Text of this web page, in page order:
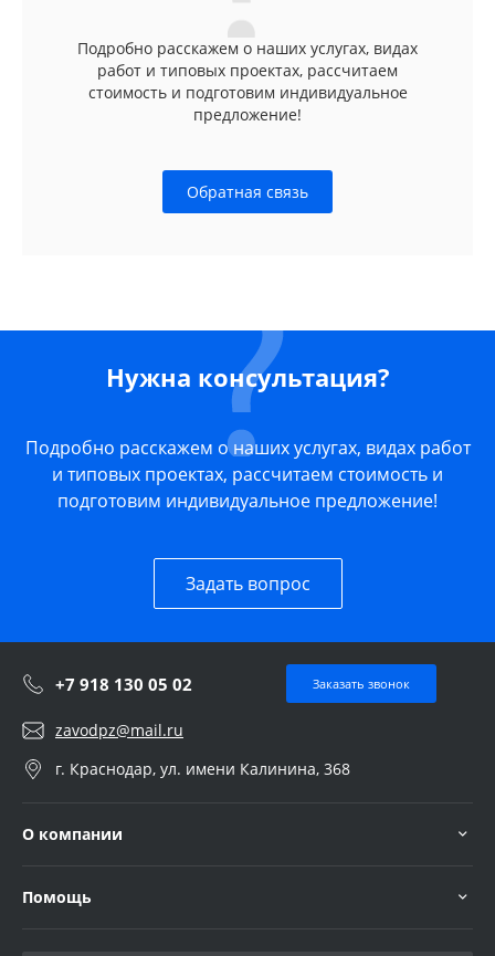
Подробно расскажем о наших услугах, видах
работ и типовых проектах, рассчитаем
стоимость и подготовим индивидуальное
предложение!
Обратная связь
Нужна консультация?
Подробно расскажем о наших услугах, видах работ
и типовых проектах, рассчитаем стоимость и
подготовим индивидуальное предложение!
Задать вопрос
+7 918 130 05 02 Заказать звонок
zavodpz@mail.ru
г. Краснодар, ул. имени Калинина, 368
О компании
Помощь